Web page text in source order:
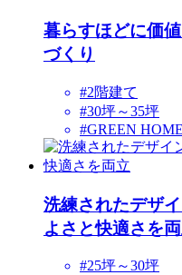
暮らすほどに価
づくり
#2階建て
#30坪～35坪
#GREEN HOME
洗練されたデザ
よさと快適さを
#25坪～30坪